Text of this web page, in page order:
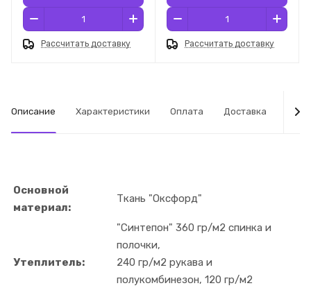
Рассчитать доставку Рассчитать доставку
Описание Характеристики Оплата Доставка
Основной
материал:
Ткань "Оксфорд"
Утеплитель:
"Синтепон" 360 гр/м2 спинка и
полочки,
240 гр/м2 рукава и
полукомбинезон, 120 гр/м2